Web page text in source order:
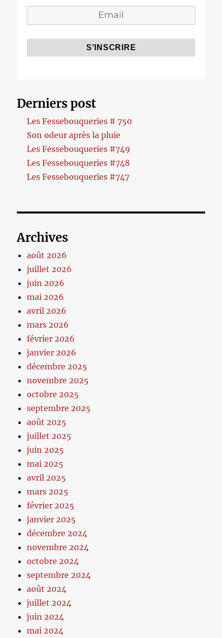
Derniers post
Les Fessebouqueries # 750
Son odeur après la pluie
Les Fessebouqueries #749
Les Fessebouqueries #748
Les Fessebouqueries #747
Archives
août 2026
juillet 2026
juin 2026
mai 2026
avril 2026
mars 2026
février 2026
janvier 2026
décembre 2025
novembre 2025
octobre 2025
septembre 2025
août 2025
juillet 2025
juin 2025
mai 2025
avril 2025
mars 2025
février 2025
janvier 2025
décembre 2024
novembre 2024
octobre 2024
septembre 2024
août 2024
juillet 2024
juin 2024
mai 2024